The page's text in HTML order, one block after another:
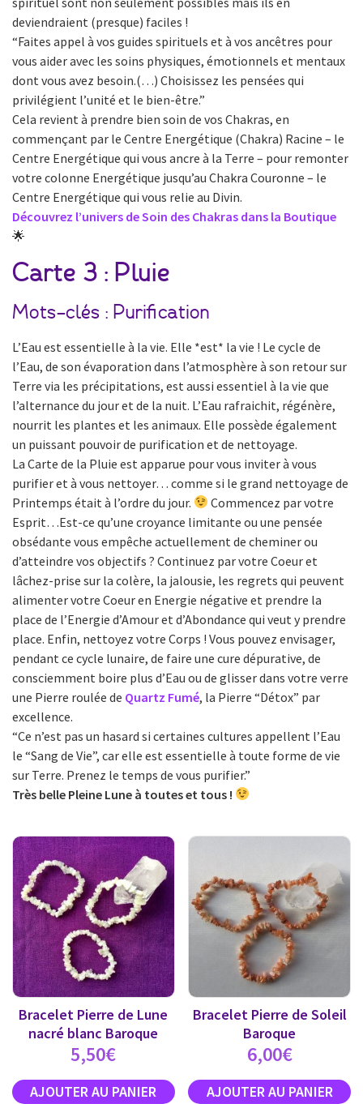
deviendraient (presque) faciles !
“Faites appel à vos guides spirituels et à vos ancêtres pour
vous aider avec les soins physiques, émotionnels et mentaux
dont vous avez besoin.(…) Choisissez les pensées qui
privilégient l’unité et le bien-être.”
Cela revient à prendre bien soin de vos Chakras, en
commençant par le Centre Energétique (Chakra) Racine – le
Centre Energétique qui vous ancre à la Terre – pour remonter
votre colonne Energétique jusqu’au Chakra Couronne – le
Centre Energétique qui vous relie au Divin.
Découvrez l’univers de Soin des Chakras dans la Boutique
🌟
Carte 3 : Pluie
Mots-clés : Purification
L’Eau est essentielle à la vie. Elle *est* la vie ! Le cycle de
l’Eau, de son évaporation dans l’atmosphère à son retour sur
Terre via les précipitations, est aussi essentiel à la vie que
l’alternance du jour et de la nuit. L’Eau rafraichit, régénère,
nourrit les plantes et les animaux. Elle possède également
un puissant pouvoir de purification et de nettoyage.
La Carte de la Pluie est apparue pour vous inviter à vous
purifier et à vous nettoyer… comme si le grand nettoyage de
Printemps était à l’ordre du jour.
Commencez par votre
Esprit…Est-ce qu’une croyance limitante ou une pensée
obsédante vous empêche actuellement de cheminer ou
d’atteindre vos objectifs ? Continuez par votre Coeur et
lâchez-prise sur la colère, la jalousie, les regrets qui peuvent
alimenter votre Coeur en Energie négative et prendre la
place de l’Energie d’Amour et d’Abondance qui veut y prendre
place. Enfin, nettoyez votre Corps ! Vous pouvez envisager,
pendant ce cycle lunaire, de faire une cure dépurative, de
consciemment boire plus d’Eau ou de glisser dans votre verre
une Pierre roulée de Quartz Fumé, la Pierre “Détox” par
excellence.
“Ce n’est pas un hasard si certaines cultures appellent l’Eau
le “Sang de Vie”, car elle est essentielle à toute forme de vie
sur Terre. Prenez le temps de vous purifier.”
Très belle Pleine Lune à toutes et tous !
Bracelet Pierre de Lune
nacré blanc Baroque
5,50€
Bracelet Pierre de Soleil
Baroque
6,00€